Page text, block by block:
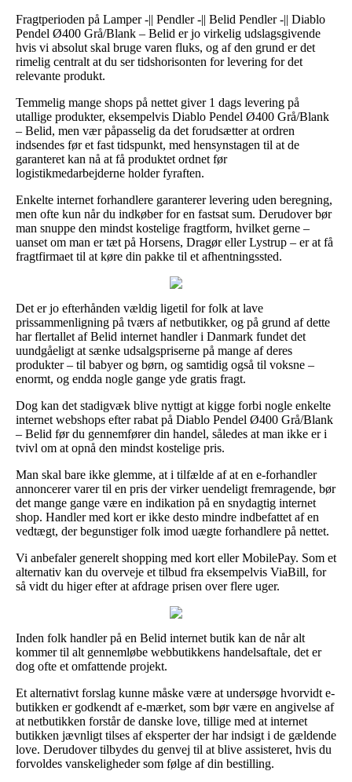
Fragtperioden på Lamper -|| Pendler -|| Belid Pendler -|| Diablo
Pendel Ø400 Grå/Blank – Belid er jo virkelig udslagsgivende
hvis vi absolut skal bruge varen fluks, og af den grund er det
rimelig centralt at du ser tidshorisonten for levering for det
relevante produkt.
Temmelig mange shops på nettet giver 1 dags levering på
utallige produkter, eksempelvis Diablo Pendel Ø400 Grå/Blank
– Belid, men vær påpasselig da det forudsætter at ordren
indsendes før et fast tidspunkt, med hensynstagen til at de
garanteret kan nå at få produktet ordnet før
logistikmedarbejderne holder fyraften.
Enkelte internet forhandlere garanterer levering uden beregning,
men ofte kun når du indkøber for en fastsat sum. Derudover bør
man snuppe den mindst kostelige fragtform, hvilket gerne –
uanset om man er tæt på Horsens, Dragør eller Lystrup – er at få
fragtfirmaet til at køre din pakke til et afhentningssted.
Det er jo efterhånden vældig ligetil for folk at lave
prissammenligning på tværs af netbutikker, og på grund af dette
har flertallet af Belid internet handler i Danmark fundet det
uundgåeligt at sænke udsalgspriserne på mange af deres
produkter – til babyer og børn, og samtidig også til voksne –
enormt, og endda nogle gange yde gratis fragt.
Dog kan det stadigvæk blive nyttigt at kigge forbi nogle enkelte
internet webshops efter rabat på Diablo Pendel Ø400 Grå/Blank
– Belid før du gennemfører din handel, således at man ikke er i
tvivl om at opnå den mindst kostelige pris.
Man skal bare ikke glemme, at i tilfælde af at en e-forhandler
annoncerer varer til en pris der virker uendeligt fremragende, bør
det mange gange være en indikation på en snydagtig internet
shop. Handler med kort er ikke desto mindre indbefattet af en
vedtægt, der begunstiger folk imod uægte forhandlere på nettet.
Vi anbefaler generelt shopping med kort eller MobilePay. Som et
alternativ kan du overveje et tilbud fra eksempelvis ViaBill, for
så vidt du higer efter at afdrage prisen over flere uger.
Inden folk handler på en Belid internet butik kan de når alt
kommer til alt gennemløbe webbutikkens handelsaftale, det er
dog ofte et omfattende projekt.
Et alternativt forslag kunne måske være at undersøge hvorvidt e-
butikken er godkendt af e-mærket, som bør være en angivelse af
at netbutikken forstår de danske love, tillige med at internet
butikken jævnligt tilses af eksperter der har indsigt i de gældende
love. Derudover tilbydes du genvej til at blive assisteret, hvis du
forvoldes vanskeligheder som følge af din bestilling.